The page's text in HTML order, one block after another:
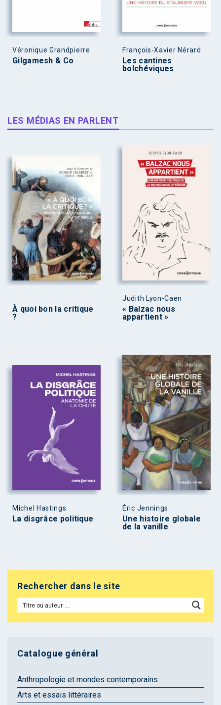
Véronique Grandpierre
Gilgamesh & Co
François-Xavier Nérard
Les cantines
bolchéviques
LES MÉDIAS EN PARLENT
À quoi bon la critique
?
Judith Lyon-Caen
« Balzac nous
appartient »
Michel Hastings
La disgrâce politique
Éric Jennings
Une histoire globale
de la vanille
Rechercher dans le site
Catalogue général
Anthropologie et mondes contemporains
Arts et essais littéraires